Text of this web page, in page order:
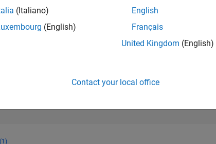
(Italiano)
(English)
English
Français
United Kingdom (English)
Contact your local office